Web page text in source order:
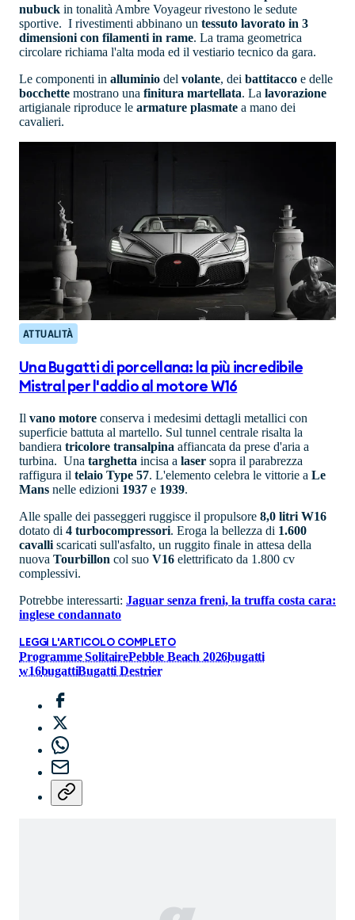
nubuck in tonalità Ambre Voyageur rivestono le sedute
sportive. I rivestimenti abbinano un tessuto lavorato in 3
dimensioni con filamenti in rame. La trama geometrica
circolare richiama l'alta moda ed il vestiario tecnico da gara.
Le componenti in alluminio del volante, dei battitacco e delle
bocchette mostrano una finitura martellata. La lavorazione
artigianale riproduce le armature plasmate a mano dei
cavalieri.
ATTUALITÀ
Una Bugatti di porcellana: la più incredibile
Mistral per l'addio al motore W16
Il vano motore conserva i medesimi dettagli metallici con
superficie battuta al martello. Sul tunnel centrale risalta la
bandiera tricolore transalpina affiancata da prese d'aria a
turbina. Una targhetta incisa a laser sopra il parabrezza
raffigura il telaio Type 57. L'elemento celebra le vittorie a Le
Mans nelle edizioni 1937 e 1939.
Alle spalle dei passeggeri ruggisce il propulsore 8,0 litri W16
dotato di 4 turbocompressori. Eroga la bellezza di 1.600
cavalli scaricati sull'asfalto, un ruggito finale in attesa della
nuova Tourbillon col suo V16 elettrificato da 1.800 cv
complessivi.
Potrebbe interessarti: Jaguar senza freni, la truffa costa cara:
inglese condannato
LEGGI L'ARTICOLO COMPLETO
Programme SolitairePebble Beach 2026bugatti
w16bugattiBugatti Destrier